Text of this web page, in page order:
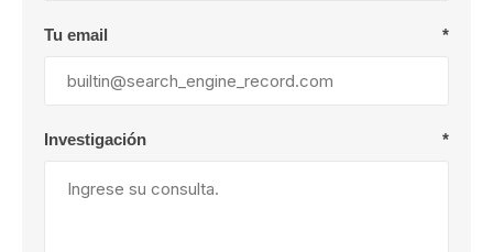
Tu email *
Investigación *